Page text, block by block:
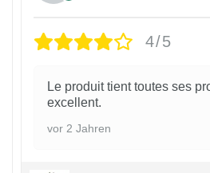
4/5
Le produit tient toutes ses
excellent.
vor 2 Jahren